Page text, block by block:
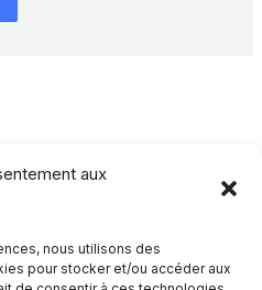
aux
nous utilisons des
pour stocker et/ou accéder aux